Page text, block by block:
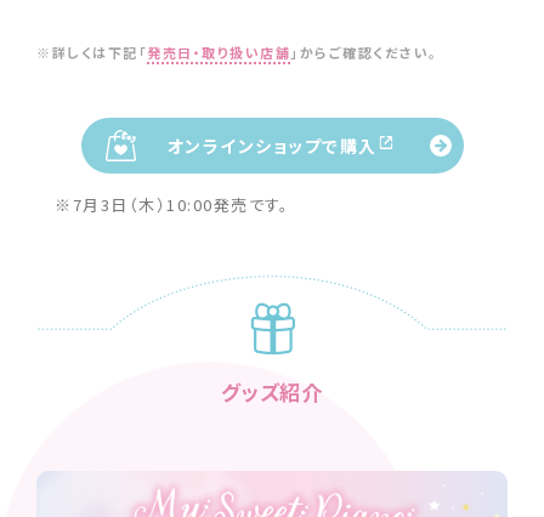
※詳しくは下記「発売日・取り扱い店舗」からご確認ください。
オンラインショップで購入
※7月3日（木）10:00発売です。
グッズ紹介